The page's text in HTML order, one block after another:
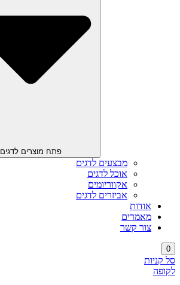
פתח מוצרים לדגים
מבצעים לדגים
אוכל לדגים
אקווריומים
אביזרים לדגים
אודות
מאמרים
צור קשר
0
סל קניות
לקופה